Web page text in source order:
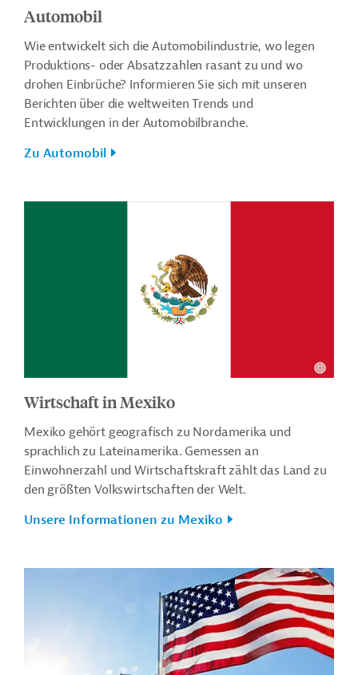
Automobil
Wie entwickelt sich die Automobilindustrie, wo legen
Produktions- oder Absatzzahlen rasant zu und wo
drohen Einbrüche? Informieren Sie sich mit unseren
Berichten über die weltweiten Trends und
Entwicklungen in der Automobilbranche.
Zu Automobil
Wirtschaft in Mexiko
Mexiko gehört geografisch zu Nordamerika und
sprachlich zu Lateinamerika. Gemessen an
Einwohnerzahl und Wirtschaftskraft zählt das Land zu
den größten Volkswirtschaften der Welt.
Unsere Informationen zu Mexiko